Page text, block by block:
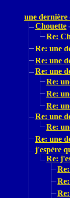
une dernière
Chouette
Re:
Re: une
Re: une
Re: une
Re:
Re:
Re:
Re: une
Re:
Re: une
j'espère
Re: